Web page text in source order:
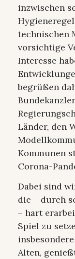
inzwischen
technischen
vorsichtige
Interesse
begrüßen
Länder, den
Kommunen
Corona-
Dabei sind
die – durch
– hart
Spiel zu
Alten,